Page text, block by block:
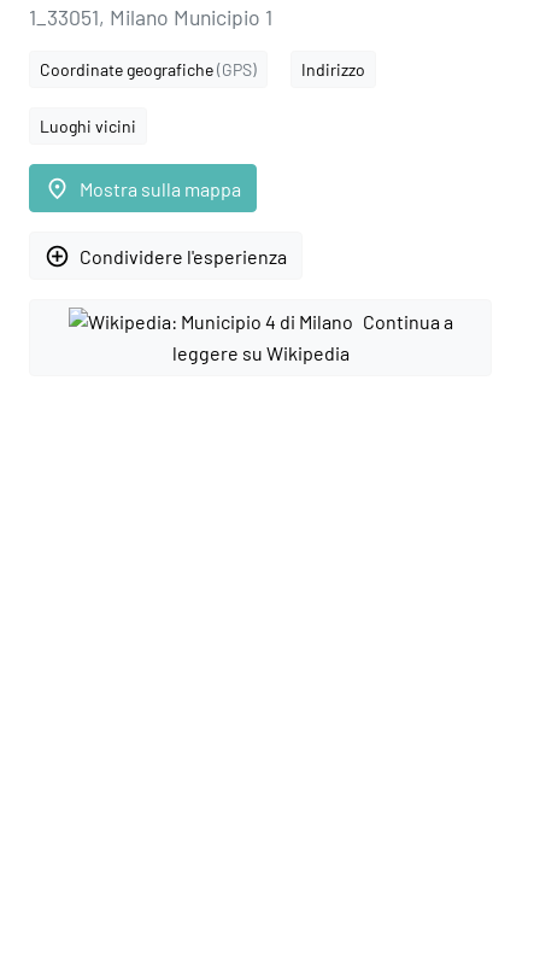
1_33051, Milano Municipio 1
Coordinate geografiche(GPS) Indirizzo
Luoghi vicini
place Mostra sulla mappa
add_circle_outline Condividere l'esperienza
Continua a
leggere su Wikipedia